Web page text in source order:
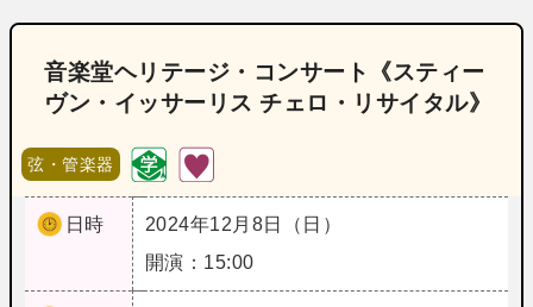
音楽堂ヘリテージ・コンサート《スティー
ヴン・イッサーリス チェロ・リサイタル》
弦・管楽器
日時
2024年12月8日（日）
開演：15:00